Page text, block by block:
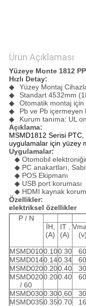
Ürün Açıklaması
Yüzeye Monte 1812
Hızlı Detay:
◆
Yüzey Montaj
◆
Standart 4532mm
◆
Otomatik montaj için
◆
Pb ve Pb içermeyen
◆
Kurum tanıma: UL
Açıklama:
MSMD1812 Serisi PTC,
uygulamalar için yüzey
Uygulamalar:
◆ Otomobil
◆ PC anakartları,
◆ POS Ekipmanı
◆ USB port koruması
◆ HDMI kaynak
Özellikler:
elektriksel özellikler
P / N
İH,
(A)
IT
(A)
(v)
MSMD0100.100.30 60
MSMD0140.140.34 60
MSMD0200.200.40 30
MSMD020
/ 60
0.200.40 60
MSMD0300.300,60 30
MSMD0350.350.70 16